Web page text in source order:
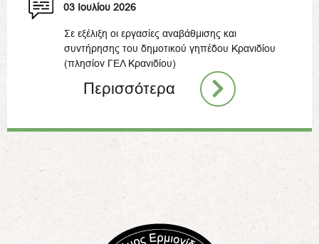
03 Ιουλίου 2026
Σε εξέλιξη οι εργασίες αναβάθμισης και
συντήρησης του δημοτικού γηπέδου Κρανιδίου
(πλησίον ΓΕΛ Κρανιδίου)
Περισσότερα